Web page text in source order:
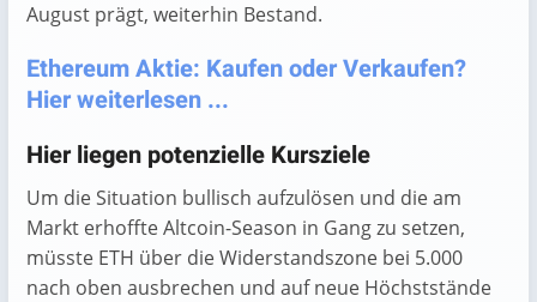
August prägt, weiterhin Bestand.
Ethereum Aktie: Kaufen oder Verkaufen?
Hier weiterlesen ...
Hier liegen potenzielle Kursziele
Um die Situation bullisch aufzulösen und die am
Markt erhoffte Altcoin-Season in Gang zu setzen,
müsste ETH über die Widerstandszone bei 5.000
nach oben ausbrechen und auf neue Höchststände